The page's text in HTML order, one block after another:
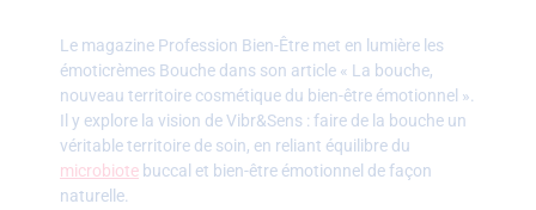
Le magazine Profession Bien-Être met en lumière les
émoticrèmes Bouche dans son article « La bouche,
nouveau territoire cosmétique du bien-être émotionnel ».
Il y explore la vision de Vibr&Sens : faire de la bouche un
véritable territoire de soin, en reliant équilibre du
microbiote buccal et bien-être émotionnel de façon
naturelle.